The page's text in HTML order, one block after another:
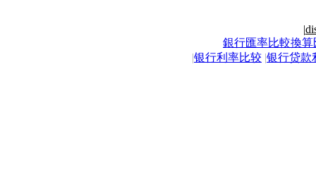
|
銀行匯率比較換算
|银行利率比较 |银行贷款